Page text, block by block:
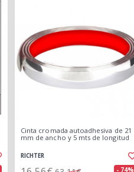
Cinta cromada autoadhesiva de 21
mm de ancho y 5 mts de longitud
RICHTER
- 74%